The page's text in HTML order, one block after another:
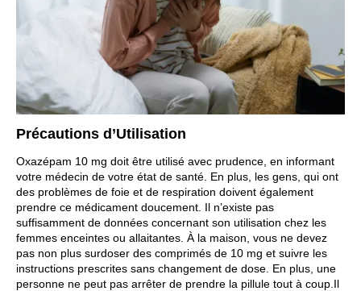
Précautions d’Utilisation
Oxazépam 10 mg doit être utilisé avec prudence, en informant
votre médecin de votre état de santé. En plus, les gens, qui ont
des problèmes de foie et de respiration doivent également
prendre ce médicament doucement. Il n’existe pas
suffisamment de données concernant son utilisation chez les
femmes enceintes ou allaitantes. À la maison, vous ne devez
pas non plus surdoser des comprimés de 10 mg et suivre les
instructions prescrites sans changement de dose. En plus, une
personne ne peut pas arrêter de prendre la pillule tout à coup.Il